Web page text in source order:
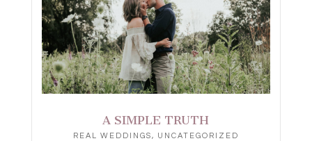
A SIMPLE TRUTH
REAL WEDDINGS, UNCATEGORIZED